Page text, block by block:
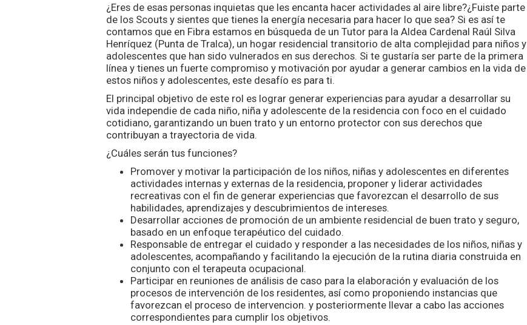
¿Eres de esas personas inquietas que les encanta hacer actividades al aire libre?¿Fuiste parte
de los Scouts y sientes que tienes la energía necesaria para hacer lo que sea? Si es así te
contamos que en Fibra estamos en búsqueda de un Tutor para la Aldea Cardenal Raúl Silva
Henríquez (Punta de Tralca), un hogar residencial transitorio de alta complejidad para niños y
adolescentes que han sido vulnerados en sus derechos. Si te gustaría ser parte de la primera
línea y tienes un fuerte compromiso y motivación por ayudar a generar cambios en la vida de
estos niños y adolescentes, este desafío es para ti.
El principal objetivo de este rol es lograr generar experiencias para ayudar a desarrollar su
vida independie de cada niño, niña y adolescente de la residencia con foco en el cuidado
cotidiano, garantizando un buen trato y un entorno protector con sus derechos que
contribuyan a trayectoria de vida.
¿Cuáles serán tus funciones?
Promover y motivar la participación de los niños, niñas y adolescentes en diferentes
actividades internas y externas de la residencia, proponer y liderar actividades
recreativas con el fin de generar experiencias que favorezcan el desarrollo de sus
habilidades, aprendizajes y descubrimientos de intereses.
Desarrollar acciones de promoción de un ambiente residencial de buen trato y seguro,
basado en un enfoque terapéutico del cuidado.
Responsable de entregar el cuidado y responder a las necesidades de los niños, niñas y
adolescentes, acompañando y facilitando la ejecución de la rutina diaria construida en
conjunto con el terapeuta ocupacional.
Participar en reuniones de análisis de caso para la elaboración y evaluación de los
procesos de intervención de los residentes, así como proponiendo instancias que
favorezcan el proceso de intervencion. y posteriormente llevar a cabo las acciones
correspondientes para cumplir los objetivos.